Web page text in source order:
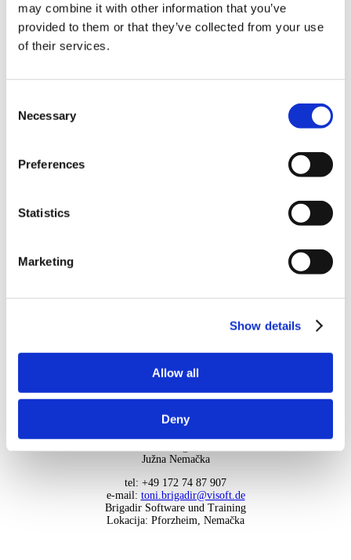
may combine it with other information that you’ve
provided to them or that they’ve collected from your use
of their services.
Selection
Necessary
Preferences
Statistics
Marketing
Show details
Allow all
Deny
Tehnička podrška (ukr., rus., engl.)
е-mail:yaroslav.moryak@visoft.de
PRODAJNO
tel: +49 172 6344644
thomas.berner@visoft.de
Lokacija: Gisen, Njemačka
Južna Nemačka
tel: +49 172 74 87 907
е-mail: toni.brigadir@visoft.de
Brigadir Software und Training
Lokacija: Pforzheim, Nemačka